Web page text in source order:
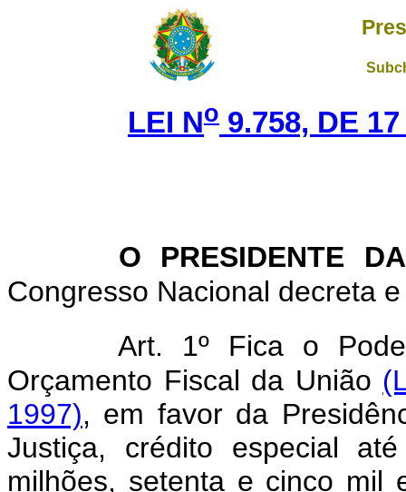
LEI No 9.758, DE
O PRESIDENTE
Congresso Nacional decreta
Art. 1º Fica o
Orçamento Fiscal da União
1997), em favor da
Justiça, crédito especial
milhões, setenta e cinco mil